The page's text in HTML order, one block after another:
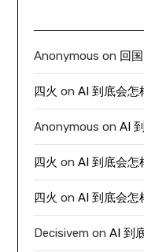
Anonymous on 回
四火 onAI 到底会怎
Anonymous onAI
四火 onAI 到底会怎
四火 onAI 到底会怎
Decisivem onAI 到